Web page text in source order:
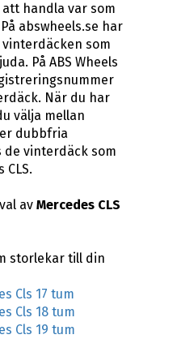
handla var som
abswheels.se har
som
På ABS Wheels
När du har
välja mellan
dubbfria
de vinterdäck som
avMercedes CLS
storlekar till din
Cls 17 tum
Cls 18 tum
Cls 19 tum